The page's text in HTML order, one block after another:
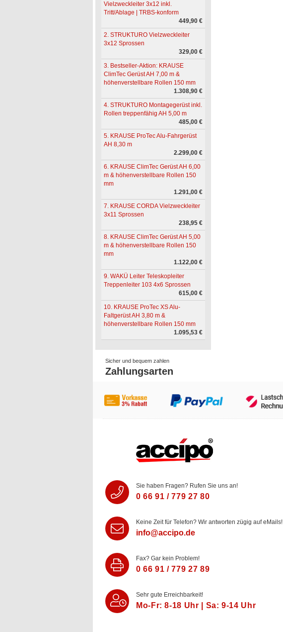
Vielzweckleiter 3x12 inkl.
Tritt/Ablage | TRBS-konform
449,90 €
2. STRUKTURO Vielzweckleiter
3x12 Sprossen
329,00 €
3. Bestseller-Aktion: KRAUSE
ClimTec Gerüst AH 7,00 m &
höhenverstellbare Rollen 150 mm
1.308,90 €
4. STRUKTURO Montagegerüst inkl.
Rollen treppenfähig AH 5,00 m
485,00 €
5. KRAUSE ProTec Alu-Fahrgerüst
AH 8,30 m
2.299,00 €
6. KRAUSE ClimTec Gerüst AH 6,00
m & höhenverstellbare Rollen 150
mm
1.291,00 €
7. KRAUSE CORDA Vielzweckleiter
3x11 Sprossen
238,95 €
8. KRAUSE ClimTec Gerüst AH 5,00
m & höhenverstellbare Rollen 150
mm
1.122,00 €
9. WAKÜ Leiter Teleskopleiter
Treppenleiter 103 4x6 Sprossen
615,00 €
10. KRAUSE ProTec XS Alu-
Faltgerüst AH 3,80 m &
höhenverstellbare Rollen 150 mm
1.095,53 €
Sicher und bequem zahlen
Zahlungsarten
Sie haben Fragen? Rufen Sie uns an!
0 66 91 / 779 27 80
Keine Zeit für Telefon? Wir antworten zügig auf eMails!
info@accipo.de
Fax? Gar kein Problem!
0 66 91 / 779 27 89
Sehr gute Erreichbarkeit!
Mo-Fr: 8‑18 Uhr | Sa: 9‑14 Uhr